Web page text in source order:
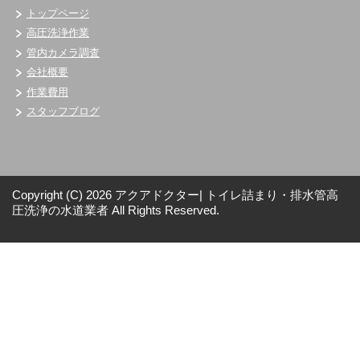
トップページ
高圧洗浄作業
管内カメラ調査
会社概要
作業費用
スタッフブログ
Copyright (C) 2026 アクアドクター| トイレ詰まり・排水管高
圧洗浄の水道業者 All Rights Reserved.